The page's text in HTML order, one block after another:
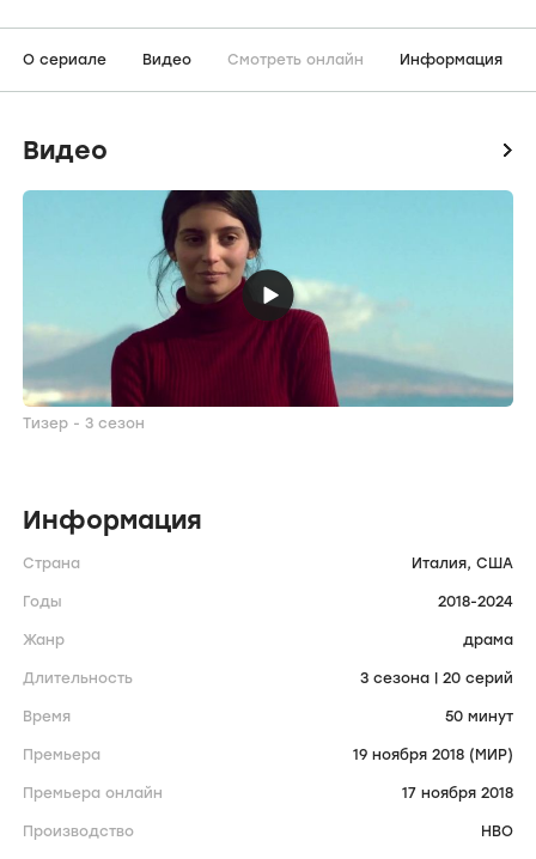
О сериале Видео Смотреть онлайн Информация
Видео icon
Тизер - 3 сезон
Информация
Страна Италия, США
Годы 2018-2024
Жанр драма
Длительность 3 сезона | 20 серий
Время 50 минут
Премьера 19 ноября 2018 (МИР)
Премьера онлайн 17 ноября 2018
Производство HBO